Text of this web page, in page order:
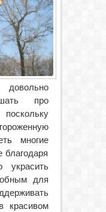
про
многие
благодаря
украсить
для
красивом